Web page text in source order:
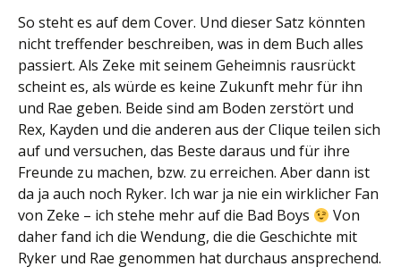
So steht es auf dem Cover. Und dieser Satz könnten
nicht treffender beschreiben, was in dem Buch alles
passiert. Als Zeke mit seinem Geheimnis rausrückt
scheint es, als würde es keine Zukunft mehr für ihn
und Rae geben. Beide sind am Boden zerstört und
Rex, Kayden und die anderen aus der Clique teilen sich
auf und versuchen, das Beste daraus und für ihre
Freunde zu machen, bzw. zu erreichen. Aber dann ist
da ja auch noch Ryker. Ich war ja nie ein wirklicher Fan
von Zeke – ich stehe mehr auf die Bad Boys
Von
daher fand ich die Wendung, die die Geschichte mit
Ryker und Rae genommen hat durchaus ansprechend.